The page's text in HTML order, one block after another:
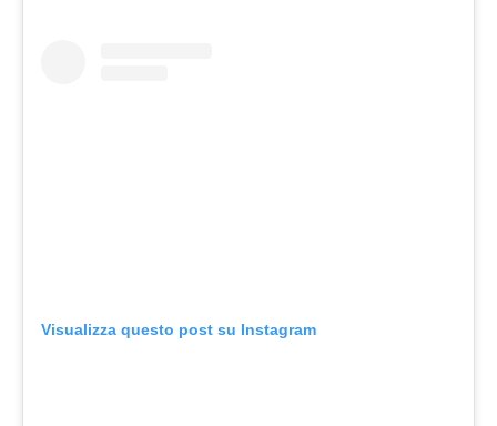
Visualizza questo post su Instagram